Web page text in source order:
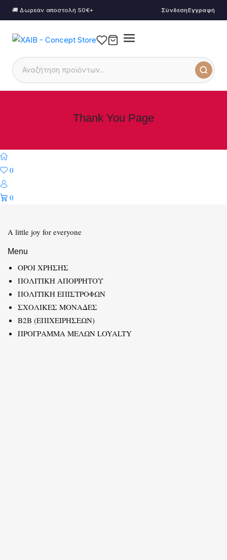
🚚 Δωρεάν αποστολή 50€+ ΣύνδεσηΕγγραφή
Thank You Page
0
0
A little joy for everyone
Menu
ΟΡΟΙ ΧΡΗΣΗΣ
ΠΟΛΙΤΙΚΗ ΑΠΟΡΡΗΤΟΥ
ΠΟΛΙΤΙΚΗ ΕΠΙΣΤΡΟΦΩΝ
ΣΧΟΛΙΚΕΣ ΜΟΝΑΔΕΣ
B2B (ΕΠΙΧΕΙΡΗΣΕΩΝ)
ΠΡΟΓΡΑΜΜΑ ΜΕΛΩΝ LOYALTY